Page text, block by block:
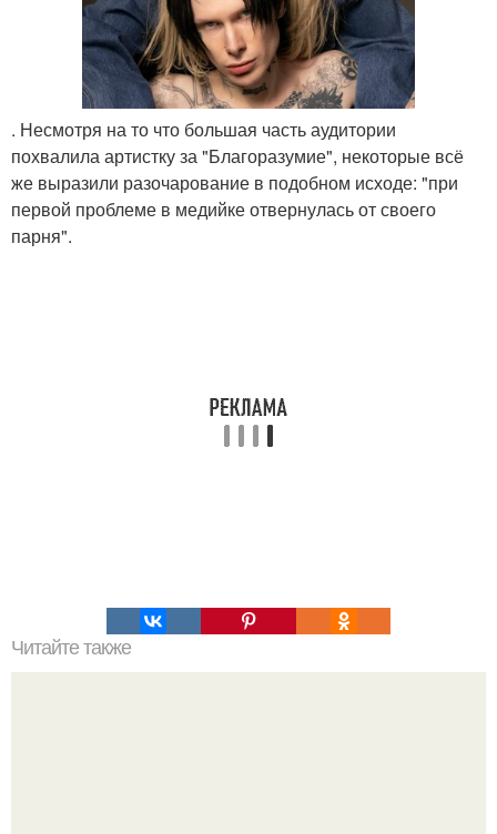
. Несмотря на то что большая часть аудитории
похвалила артистку за "Благоразумие", некоторые всё
же выразили разочарование в подобном исходе: "при
первой проблеме в медийке отвернулась от своего
парня".
Читайте также